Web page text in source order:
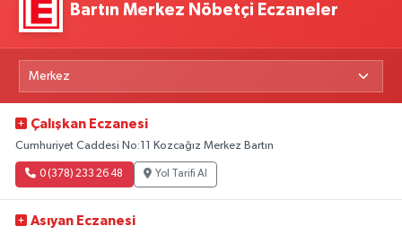
Bartın Merkez Nöbetçi Eczaneler
Çalışkan Eczanesi
Cumhuriyet Caddesi No:11 Kozcağız Merkez Bartın
0 (378) 233 26 48 Yol Tarifi Al
Asıyan Eczanesi